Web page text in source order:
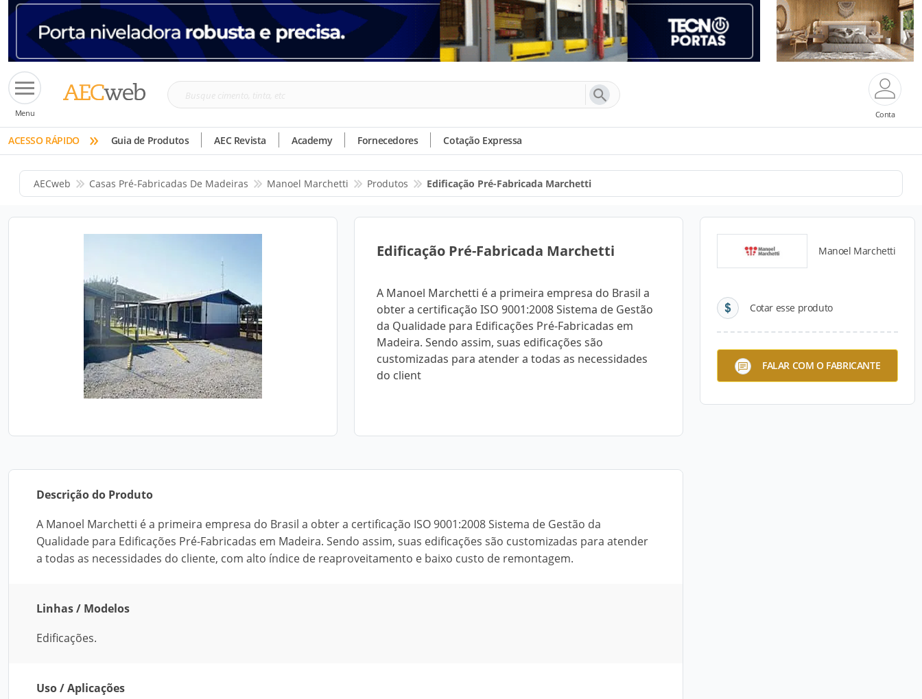
Menu
Busque
tinta,
etc
Conta
ACESSO RÁPIDO » Guia de Produtos AEC Revista Academy Fornecedores Cotação Expressa
AECweb Casas Pré-Fabricadas De Madeiras Manoel Marchetti Produtos Edificação Pré-Fabricada Marchetti
Edificação Pré-Fabricada Marchetti
A Manoel Marchetti é a primeira empresa do Brasil a
obter a certificação ISO 9001:2008 Sistema de Gestão
da Qualidade para Edificações Pré-Fabricadas em
Madeira. Sendo assim, suas edificações são
customizadas para atender a todas as necessidades
do client
Manoel Marchetti
Cotar esse produto
FALAR COM O FABRICANTE
Descrição do Produto
A Manoel Marchetti é a primeira empresa do Brasil a obter a certificação ISO 9001:2008 Sistema de Gestão da
Qualidade para Edificações Pré-Fabricadas em Madeira. Sendo assim, suas edificações são customizadas para atender
a todas as necessidades do cliente, com alto índice de reaproveitamento e baixo custo de remontagem.
Linhas / Modelos
Edificações.
Uso / Aplicações